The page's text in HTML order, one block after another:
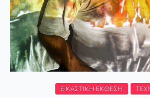
ΕΙΚΑΣΤΙΚΉ ΈΚΘΕΣΗ